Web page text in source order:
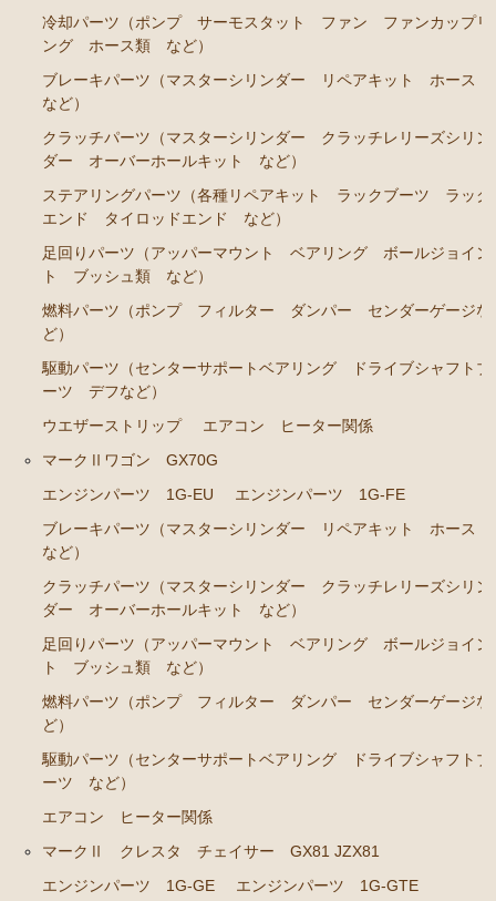
足回りパーツ（アッパーマウント ベアリング ボー
ルジョイント ブッシュ類 など）
燃料パーツ（ポンプ フィルター ダンパー センダ
ーゲージなど）
駆動パーツ（センターサポートベアリング ドライブ
シャフトブーツ など）
エアコン ヒーター関係
エンジンパーツ 1G-GE
エンジンパーツ 1G-GTE
エンジンパーツ 1JZ-GTE
エンジンパーツ 1G-FE
エンジンパーツ 7M-GE
ブレーキパーツ（マスターシリンダー リペアキッ
ト ホース など）
クラッチパーツ（マスターシリンダー クラッチレリ
ーズシリンダー オーバーホールキット など）
ステアリングパーツ（各種リペアキット ラックブー
ツ ラックエンド タイロッドエンド など）
燃料パーツ（ポンプ フィルター ダンパー センダ
ーゲージなど）
駆動パーツ（センターサポートベアリング ドライブ
エアコン/ヒーター関係
マークⅡ クレスタ チェイサー JZX90 JZX91 JZX93 GX9
0 SX90
エンジンパーツ 1JZ-GE JZX90 JZX93
冷却パーツ（ポンプ サーモスタット ファン ファンカップリ
ング ホース類 など）
ブレーキパーツ（マスターシリンダー リペアキット ホース
など）
クラッチパーツ（マスターシリンダー クラッチレリーズシリン
ダー オーバーホールキット など）
ステアリングパーツ（各種リペアキット ラックブーツ ラック
エンド タイロッドエンド など）
足回りパーツ（アッパーマウント ベアリング ボールジョイン
ト ブッシュ類 など）
燃料パーツ（ポンプ フィルター ダンパー センダーゲージな
ど）
駆動パーツ（センターサポートベアリング ドライブシャフトブ
ーツ デフなど）
ウエザーストリップ
エアコン ヒーター関係
マークⅡワゴン GX70G
エンジンパーツ 1G-EU
エンジンパーツ 1G-FE
ブレーキパーツ（マスターシリンダー リペアキット ホース
など）
クラッチパーツ（マスターシリンダー クラッチレリーズシリン
ダー オーバーホールキット など）
足回りパーツ（アッパーマウント ベアリング ボールジョイン
ト ブッシュ類 など）
燃料パーツ（ポンプ フィルター ダンパー センダーゲージな
ど）
駆動パーツ（センターサポートベアリング ドライブシャフトブ
ーツ など）
エアコン ヒーター関係
マークⅡ クレスタ チェイサー GX81 JZX81
エンジンパーツ 1G-GE
エンジンパーツ 1G-GTE